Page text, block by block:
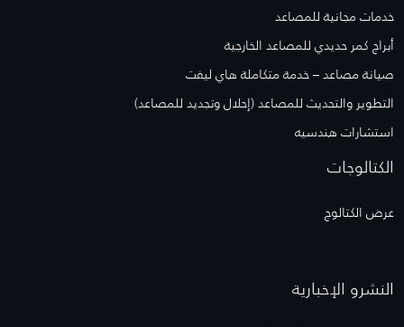
خدمات مجانية للمصاعد
أبراج كمر حديدي للمصاعد الخارجية
صيانة مصاعد – خدمة متكاملة هاي ليفت
التطوير والتحديث للمصاعد (إحلال وتجديد للمصاعد)
استشارات هندسيه
الكتالوجات
عرض الكتالوج
النشرو الإخبارية